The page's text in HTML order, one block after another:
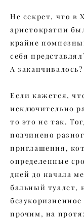
Не секрет, что в
аристократии
крайне
себя
А
Если кажется,
исключительно
то это не так.
подчинено
приглашения,
определенные
дней до начала
бальный туалет,
прочим, на